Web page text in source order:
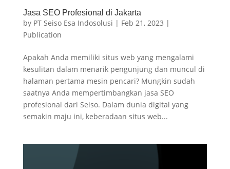
Jasa SEO Profesional di Jakarta
by PT Seiso Esa Indosolusi | Feb 21, 2023 |
Publication
Apakah Anda memiliki situs web yang mengalami
kesulitan dalam menarik pengunjung dan muncul di
halaman pertama mesin pencari? Mungkin sudah
saatnya Anda mempertimbangkan jasa SEO
profesional dari Seiso. Dalam dunia digital yang
semakin maju ini, keberadaan situs web...